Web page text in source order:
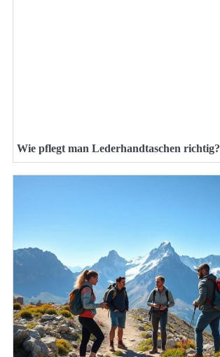
Wie pflegt man Lederhandtaschen richtig?